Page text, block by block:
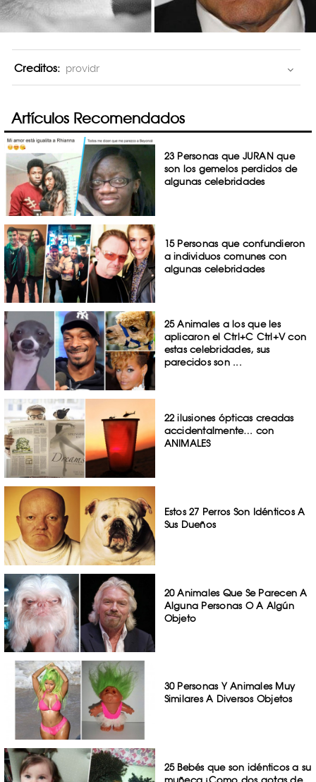
Creditos: providr
Artículos Recomendados
23 Personas que JURAN que
son los gemelos perdidos de
algunas celebridades
15 Personas que confundieron
a individuos comunes con
algunas celebridades
25 Animales a los que les
aplicaron el Ctrl+C Ctrl+V con
estas celebridades, sus
parecidos son ...
22 ilusiones ópticas creadas
accidentalmente… con
ANIMALES
Estos 27 Perros Son Idénticos A
Sus Dueños
20 Animales Que Se Parecen A
Alguna Personas O A Algún
Objeto
30 Personas Y Animales Muy
Similares A Diversos Objetos
25 Bebés que son idénticos a su